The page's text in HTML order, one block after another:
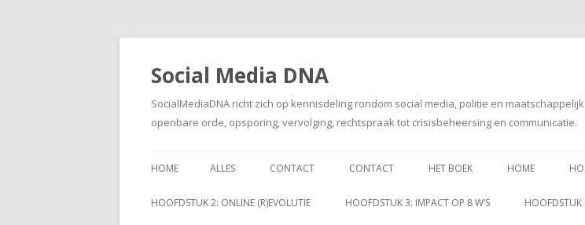
Social Media DNA
SocialMediaDNA richt zich op kennisdeling rondom social media, politie en
openbare orde, opsporing, vervolging, rechtspraak tot crisisbeheersing en communicatie.
naar
HOME ALLES CONTACT CONTACT HET BOEK HOME
HOOFDSTUK 2: ONLINE (R)EVOLUTIE HOOFDSTUK 3: IMPACT OP 8 W’S HOOFDSTUK